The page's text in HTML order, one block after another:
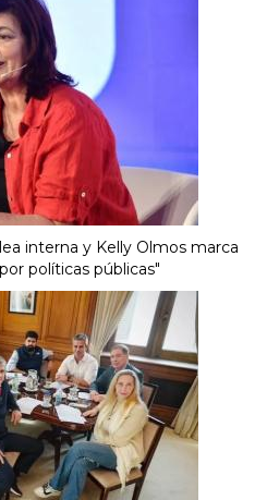
interna y Kelly Olmos marca
políticas públicas"